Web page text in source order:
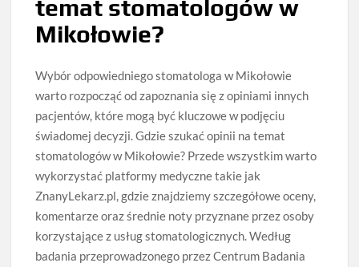
temat stomatologów w
Mikołowie?
Wybór odpowiedniego stomatologa w Mikołowie
warto rozpocząć od zapoznania się z opiniami innych
pacjentów, które mogą być kluczowe w podjęciu
świadomej decyzji. Gdzie szukać opinii na temat
stomatologów w Mikołowie? Przede wszystkim warto
wykorzystać platformy medyczne takie jak
ZnanyLekarz.pl, gdzie znajdziemy szczegółowe oceny,
komentarze oraz średnie noty przyznane przez osoby
korzystające z usług stomatologicznych. Według
badania przeprowadzonego przez Centrum Badania